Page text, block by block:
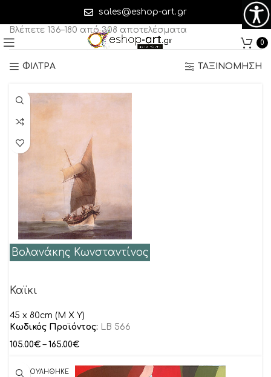
sales@eshop-art.gr
0
Βλέπετε 136–180 από 308 αποτελέσματα
ΦΙΛΤΡΑ ΤΑΞΙΝΟΜΗΣΗ
Βολανάκης Κωνσταντίνος
Καϊκι
45 x 80cm (M X Y)
Κωδικός Προϊόντος: LB 566
105.00€ – 165.00€
ΠΟΥΛΗΘΗΚΕ